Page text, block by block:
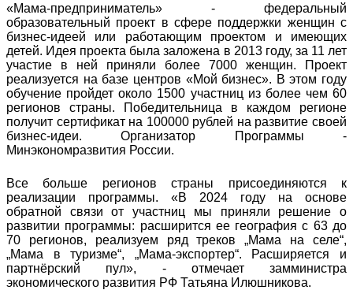
«Мама-предприниматель» - федеральный
образовательный проект в сфере поддержки женщин с
бизнес-идеей или работающим проектом и имеющих
детей. Идея проекта была заложена в 2013 году, за 11 лет
участие в ней приняли более 7000 женщин. Проект
реализуется на базе центров «Мой бизнес». В этом году
обучение пройдет около 1500 участниц из более чем 60
регионов страны. Победительница в каждом регионе
получит сертификат на 100000 рублей на развитие своей
бизнес-идеи. Организатор Программы -
Минэкономразвития России.
Все больше регионов страны присоединяются к
реализации программы. «В 2024 году на основе
обратной связи от участниц мы приняли решение о
развитии программы: расширится ее география с 63 до
70 регионов, реализуем ряд треков „Мама на селе“,
„Мама в туризме“, „Мама-экспортер“. Расширяется и
партнёрский пул», - отмечает замминистра
экономического развития РФ Татьяна Илюшникова.